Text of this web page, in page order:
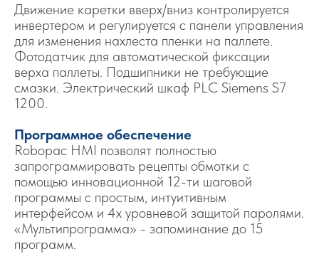
Движение каретки вверх/вниз контролируется
инвертером и регулируется с панели управления
для изменения нахлеста пленки на паллете.
Фотодатчик для автоматической фиксации
верха паллеты. Подшипники не требующие
смазки. Электрический шкаф PLC Siemens S7
1200.
Программное обеспечение
Robopac HMI позволят полностью
запрограммировать рецепты обмотки с
помощью инновационной 12-ти шаговой
программы с простым, интуитивным
интерфейсом и 4х уровневой защитой паролями.
«Мультипрограмма» - запоминание до 15
программ.